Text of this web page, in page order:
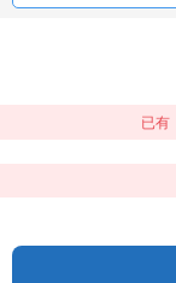
已有